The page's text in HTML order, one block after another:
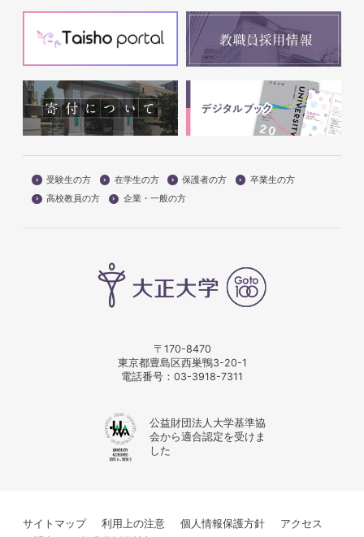
受験生の方 在学生の方 保護者の方
卒業生の方
高校教員の方
企業・一般の方
〒170-8470
東京都豊島区西巣鴨3-20-1
電話番号： 03-3918-7311
公益財団法人大学基準協
会から適合認定を受けま
した
サイトマップ 利用上の注意 個人情報保護方針
アクセス